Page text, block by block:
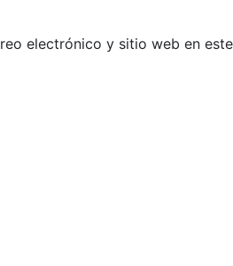
electrónico y sitio web en